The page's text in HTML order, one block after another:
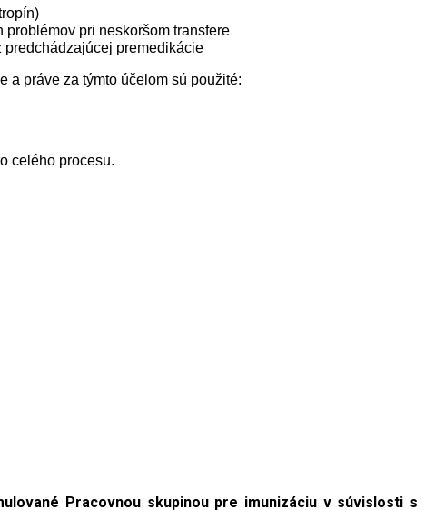
pri neskoršom transfere
premedikácie
a práve za týmto účelom sú použité:
celého procesu.
Pracovnou skupinou pre imunizáciu v súvislosti s